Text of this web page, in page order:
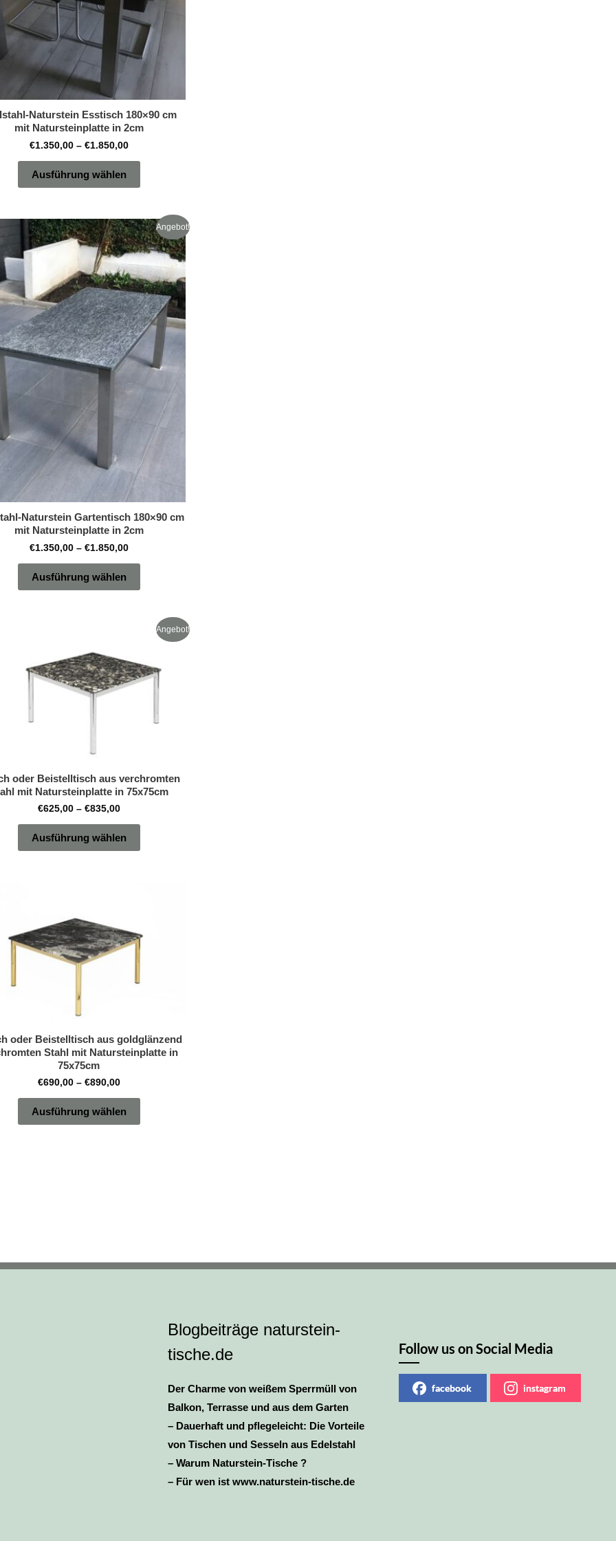
Naturstein Esstisch 180×90 cm
mit Natursteinplatte in 2cm
€1.350,00 – €1.850,00
Ausführung wählen
der
Produktseite
gewählt
werden
Angebot!
Naturstein Gartentisch 180×90 cm
mit Natursteinplatte in 2cm
€1.350,00 – €1.850,00
Preisspanne:
€1.350,00
bis
€1.850,00
Ausführung wählen
Dieses
Produkt
weist
mehrere
Varianten
auf.
Die
Optionen
Produktseite
gewählt
werden
Angebot!
oder Beistelltisch aus verchromten
mit Natursteinplatte in 75x75cm
€625,00 – €835,00
Preisspanne:
€835,00
Ausführung wählen
Dieses
weist
mehrere
auf.
können
auf
gewählt
oder Beistelltisch aus goldglänzend
Stahl mit Natursteinplatte in
75x75cm
€690,00 – €890,00
Ausführung wählen
mehrere
auf.
können
auf
Blogbeiträge naturstein-
tische.de
Der Charme von weißem Sperrmüll von
Balkon, Terrasse und aus dem Garten
– Dauerhaft und pflegeleicht: Die Vorteile
von Tischen und Sesseln aus Edelstahl
– Warum Naturstein-Tische ?
– Für wen ist www.naturstein-tische.de
Follow us on Social Media
facebook instagram